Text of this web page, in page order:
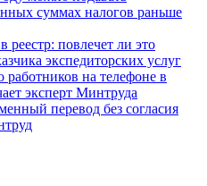
суммах налогов раньше
реестр: повлечет ли это
экспедиторских услуг
на телефоне в
эксперт Минтруда
перевод без согласия